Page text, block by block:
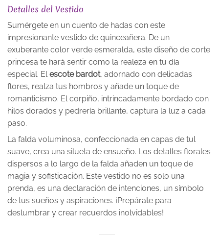
Detalles del Vestido
Sumérgete en un cuento de hadas con este
impresionante vestido de quinceañera. De un
exuberante color verde esmeralda, este diseño de corte
princesa te hará sentir como la realeza en tu día
especial. El escote bardot, adornado con delicadas
flores, realza tus hombros y añade un toque de
romanticismo. El corpiño, intrincadamente bordado con
hilos dorados y pedrería brillante, captura la luz a cada
paso.
La falda voluminosa, confeccionada en capas de tul
suave, crea una silueta de ensueño. Los detalles florales
dispersos a lo largo de la falda añaden un toque de
magia y sofisticación. Este vestido no es solo una
prenda, es una declaración de intenciones, un símbolo
de tus sueños y aspiraciones. ¡Prepárate para
deslumbrar y crear recuerdos inolvidables!